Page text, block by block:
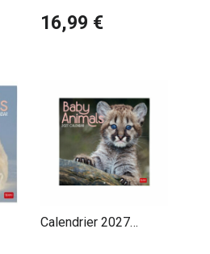
Poster Offert
16,99 €
Calendrier 2027